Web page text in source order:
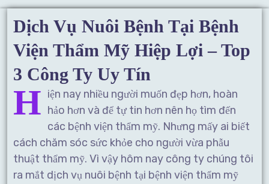
Dịch Vụ Nuôi Bệnh Tại Bệnh
Viện Thẩm Mỹ Hiệp Lợi – Top
3 Công Ty Uy Tín
H iện nay nhiều người muốn đẹp hơn, hoàn
hảo hơn và để tự tin hơn nên họ tìm đến
các bệnh viện thẩm mỹ. Nhưng mấy ai biết
cách chăm sóc sức khỏe cho người vừa phẫu
thuật thẩm mỹ. Vì vậy hôm nay công ty chúng tôi
ra mắt dịch vụ nuôi bệnh tại bệnh viện thẩm mỹ